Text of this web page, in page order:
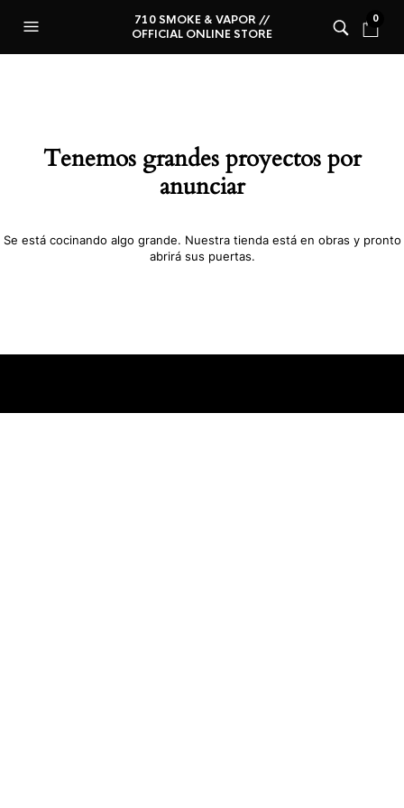
710 SMOKE & VAPOR //
OFFICIAL ONLINE STORE
0
Tenemos grandes proyectos por
anunciar
Se está cocinando algo grande. Nuestra tienda está en obras y pronto
abrirá sus puertas.